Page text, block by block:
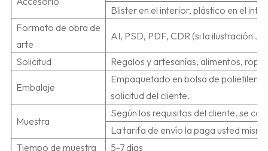
Blister en el interior, plástico en el
Formato de obra de
arte
AI, PSD, PDF, CDR (si la ilustración
Solicitud Regalos y artesanías, alimentos,
Embalaje
Empaquetado en bolsa de
solicitud del cliente.
Muestra
Según los requisitos del cliente, se
La tarifa de envío la paga usted
Tiempo de muestra
5-7 días